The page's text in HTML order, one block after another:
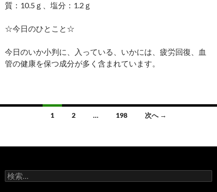
質：10.5ｇ、塩分：1.2ｇ
☆今日のひとこと☆
今日のいか小判に、入っている、いかには、疲労回復、血
管の健康を保つ成分が多く含まれています。
稿
ナ
ビ
1 2 … 198 次へ →
検
索